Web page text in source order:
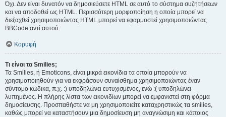
Όχι. Δεν είναι δυνατόν να δημοσιεύσετε HTML σε αυτό το σύστημα συζητήσεων
και να αποδοθεί ως HTML. Περισσότερη μορφοποίηση η οποία μπορεί να
διεξαχθεί χρησιμοποιώντας HTML μπορεί να εφαρμοστεί χρησιμοποιώντας
BBCode αντί αυτού.
Κορυφή
Τι είναι τα Smilies;
Τα Smilies, ή Emoticons, είναι μικρά εικονίδια τα οποία μπορούν να
χρησιμοποιηθούν για να εκφράσουν συναίσθημα χρησιμοποιώντας έναν
σύντομο κώδικα, π.χ. :) υποδηλώνει ευτυχισμένος, ενώ :( υποδηλώνει
λυπημένος. Η πλήρης λίστα των εικονιδίων μπορεί να εμφανιστεί στη φόρμα
δημοσίευσης. Προσπαθήστε να μη χρησιμοποιείτε καταχρηστικώς τα smilies,
καθώς μπορεί να καταστήσουν μια δημοσίευση μη αναγνώσιμη και κάποιος